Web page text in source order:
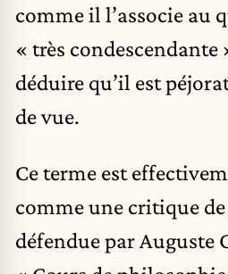
comme il l’associe au
« très condescendante
déduire qu’il est
de vue.
Ce terme est
comme une critique
défendue par Auguste